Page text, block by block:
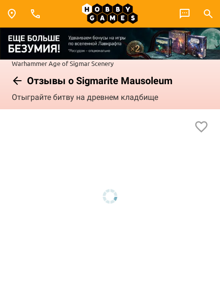
WarhammerAge of SigmarScenery
Отзывы о Sigmarite Mausoleum
Отыграйте битву на древнем кладбище